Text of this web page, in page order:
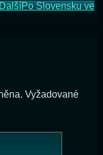
Po Slovensku ve
Vyžadované